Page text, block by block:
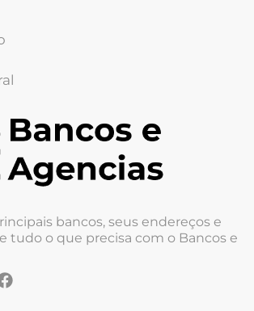
bancos, seus endereços e
tudo o que precisa com o Bancos e